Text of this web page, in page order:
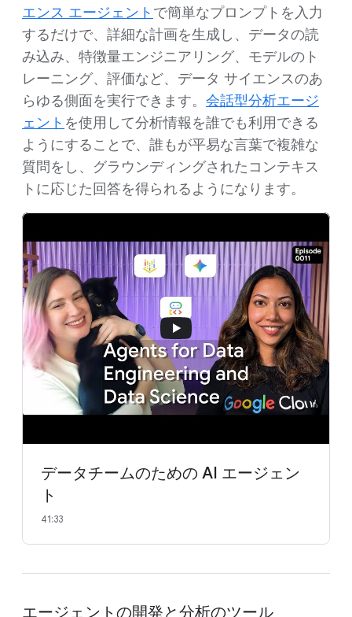
エンス エージェント で簡単なプロンプトを入力
するだけで、詳細な計画を生成し、データの読
み込み、特徴量エンジニアリング、モデルのト
レーニング、評価など、データ サイエンスのあ
らゆる側面を実行できます。 会話型分析エージ
ェント を使用して分析情報を誰でも利用できる
ようにすることで、誰もが平易な言葉で複雑な
質問をし、グラウンディングされたコンテキス
トに応じた回答を得られるようになります。
データチームのための AI エージェン
ト
41:33
エージェントの開発と分析のツール